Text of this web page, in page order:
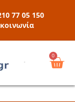
77 05 150
0